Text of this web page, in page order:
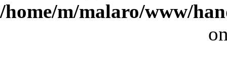
/home/m/malaro/www/